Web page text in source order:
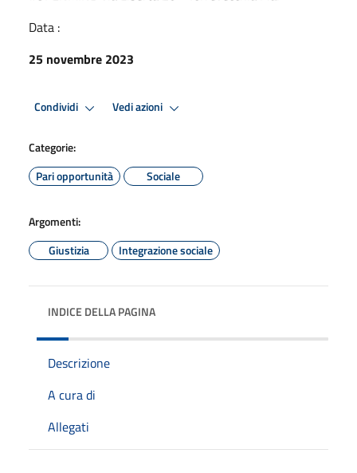
Data :
25 novembre 2023
Condividi Vedi azioni
Categorie:
Pari opportunità
Sociale
Argomenti:
Giustizia
Integrazione sociale
INDICE DELLA PAGINA
Descrizione
A cura di
Allegati